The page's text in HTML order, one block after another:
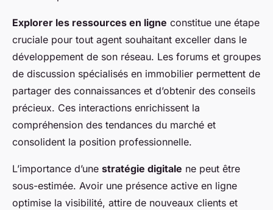
Explorer les ressources en ligne constitue une étape
cruciale pour tout agent souhaitant exceller dans le
développement de son réseau. Les forums et groupes
de discussion spécialisés en immobilier permettent de
partager des connaissances et d’obtenir des conseils
précieux. Ces interactions enrichissent la
compréhension des tendances du marché et
consolident la position professionnelle.
L’importance d’une stratégie digitale ne peut être
sous-estimée. Avoir une présence active en ligne
optimise la visibilité, attire de nouveaux clients et